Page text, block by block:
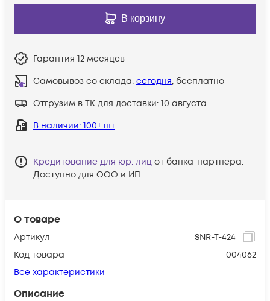
О товаре
Артикул
SNR-T-424
Код товара
004062
Все характеристики
Описание
В корзину
Гарантия 12 месяцев
Самовывоз со склада: сегодня, бесплатно
Отгрузим в ТК для доставки: 10 августа
В наличии: 100+ шт
Кредитование для юр. лиц от банка-партнёра.
Доступно для ООО и ИП